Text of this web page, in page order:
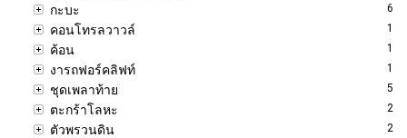
กะบะ 6
คอนโทรลวาวล์ 1
ค้อน 1
งารถฟอร์คลิฟท์ 1
ชุดเพลาท้าย 5
ตะกร้าโลหะ 2
ตัวพรวนดิน 2